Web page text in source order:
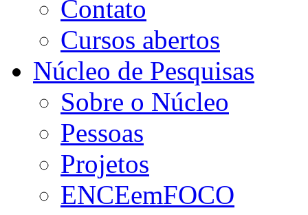
Contato
Cursos abertos
Núcleo de Pesquisas
Sobre o Núcleo
Pessoas
Projetos
ENCEemFOCO